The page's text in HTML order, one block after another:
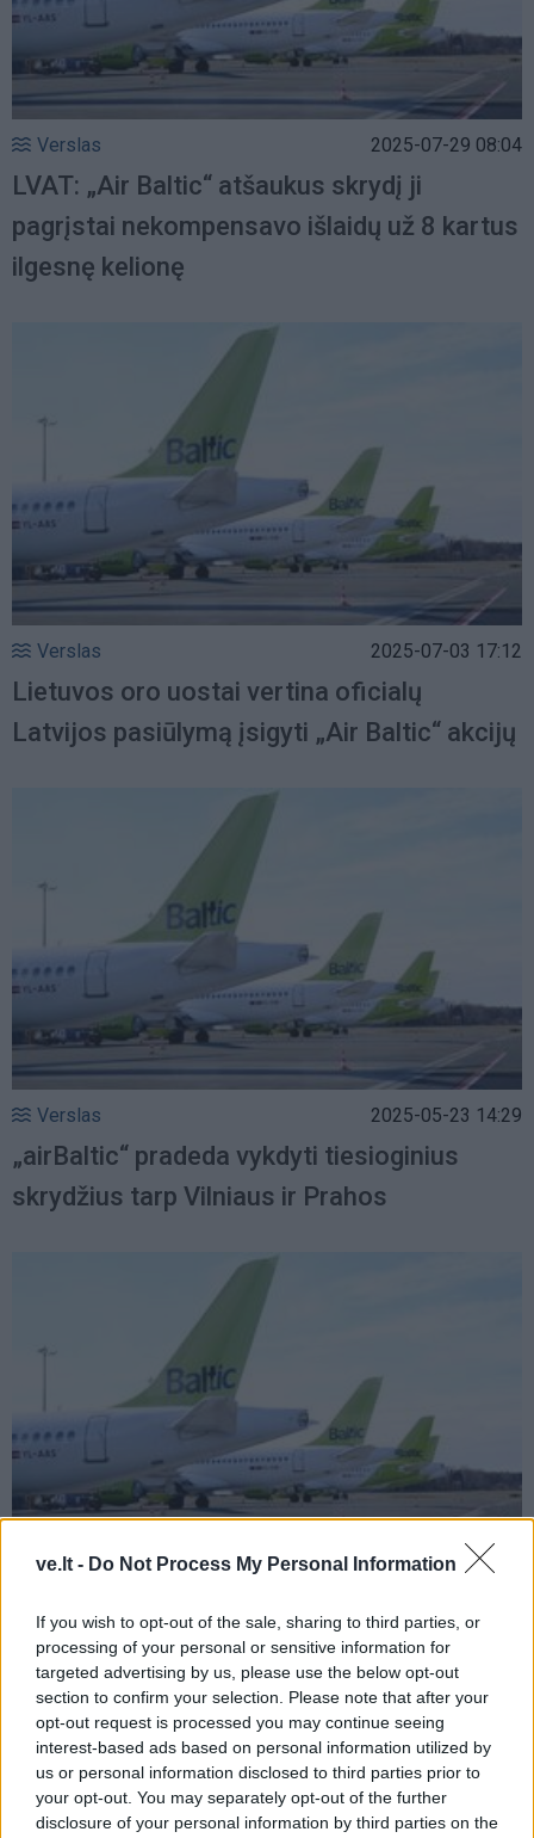
ve.lt - Do Not Process My Personal Information
If you wish to opt-out of the sale, sharing to third parties, or
processing of your personal or sensitive information for
targeted advertising by us, please use the below opt-out
section to confirm your selection. Please note that after your
opt-out request is processed you may continue seeing
interest-based ads based on personal information utilized by
us or personal information disclosed to third parties prior to
your opt-out. You may separately opt-out of the further
disclosure of your personal information by third parties on the
Verslas 2025-07-29 08:04
LVAT: „Air Baltic“ atšaukus skrydį ji
pagrįstai nekompensavo išlaidų už 8 kartus
ilgesnę kelionę
Verslas 2025-07-03 17:12
Lietuvos oro uostai vertina oficialų
Latvijos pasiūlymą įsigyti „Air Baltic“ akcijų
Verslas 2025-05-23 14:29
„airBaltic“ pradeda vykdyti tiesioginius
skrydžius tarp Vilniaus ir Prahos
2025-04-08 09:47
„airBaltic“ atleidžia generalinį direktorių
Martiną Gaussą